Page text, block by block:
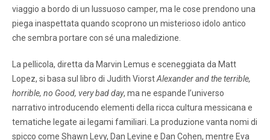
viaggio a bordo di un lussuoso camper, ma le cose prendono una
piega inaspettata quando scoprono un misterioso idolo antico
che sembra portare con sé una maledizione.
La pellicola, diretta da Marvin Lemus e sceneggiata da Matt
Lopez, si basa sul libro di Judith ViorstAlexander and the terrible,
horrible, no Good, very bad day, ma ne espande l’universo
narrativo introducendo elementi della ricca cultura messicana e
tematiche legate ai legami familiari. La produzione vanta nomi di
spicco come Shawn Levy, Dan Levine e Dan Cohen, mentre Eva